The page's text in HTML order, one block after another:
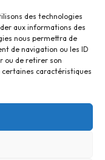
des technologies
aux informations des
nous permettra de
de navigation ou les ID
ou de retirer son
caractéristiques